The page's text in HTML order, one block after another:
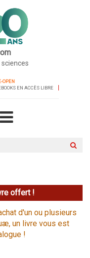
OPEN
EN ACCÈS LIBRE
offert !
d'un ou plusieurs
un livre vous est
!